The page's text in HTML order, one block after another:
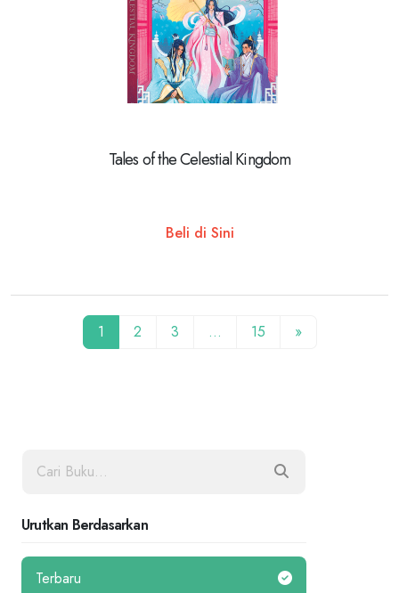
Tales of the Celestial Kingdom
Beli di Sini
1 2 3 … 15 »
Urutkan Berdasarkan
Terbaru